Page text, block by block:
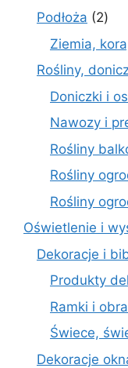
Podłoża 22
Ziemia,
Rośliny,
Doniczki i
Nawozy i
Rośliny
Rośliny
Rośliny
Oświetlenie i
Dekoracje i
Produkty
Ramki i
Świece,
Dekoracje